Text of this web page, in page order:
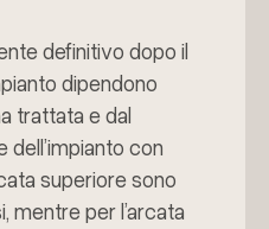
definitivo dopo il
dipendono
trattata e dal
con
superiore sono
mentre per l’arcata